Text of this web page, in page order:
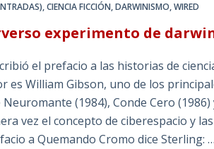
,CIENCIA FICCIÓN,DARWINISMO,WIRED
experimento de
el prefacio a las historias de
es William Gibson, uno de los
(1984), Conde Cero
vez el concepto de ciberespacio y
a Quemando Cromo dice Sterling: